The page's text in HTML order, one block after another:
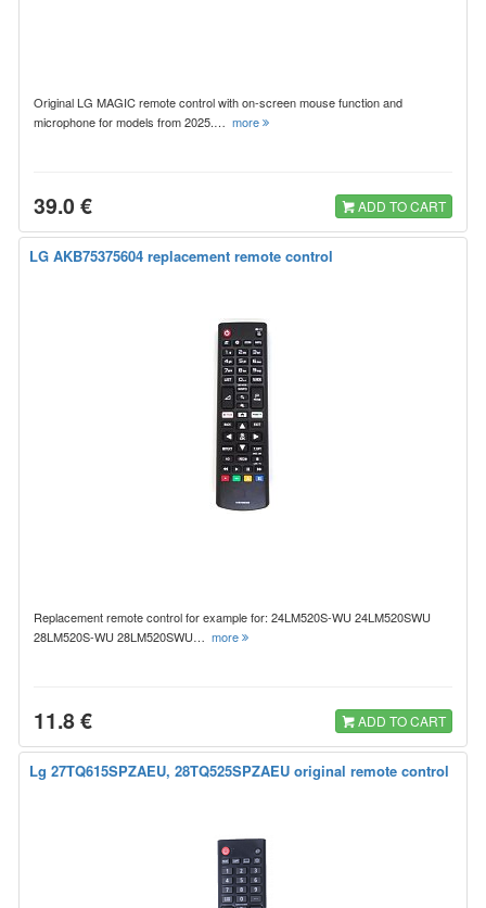
Original LG MAGIC remote control with on-screen mouse function and
microphone for models from 2025.… more
39.0 € ADD TO CART
LG AKB75375604 replacement remote control
Replacement remote control for example for: 24LM520S-WU 24LM520SWU
28LM520S-WU 28LM520SWU… more
11.8 € ADD TO CART
Lg 27TQ615SPZAEU, 28TQ525SPZAEU original remote control